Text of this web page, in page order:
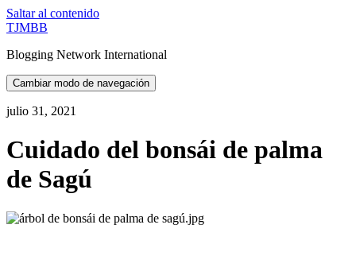
Saltar al contenido
TJMBB
Blogging Network International
Cambiar modo de navegación
julio 31, 2021
Cuidado del bonsái de palma
de Sagú